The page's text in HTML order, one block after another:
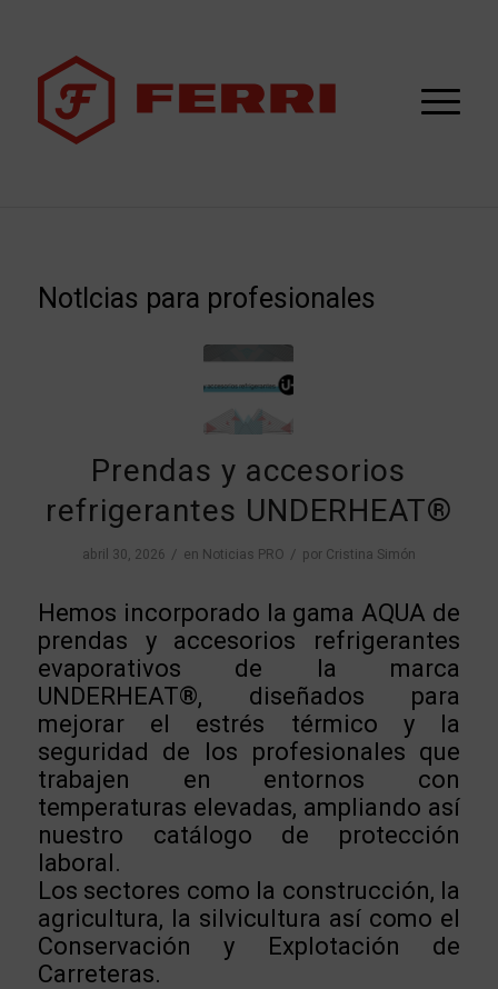
NotIcias para profesionales
Prendas y accesorios
refrigerantes UNDERHEAT®
abril 30, 2026 / en Noticias PRO / por Cristina Simón
Hemos incorporado la gama AQUA de
prendas y accesorios refrigerantes
evaporativos de la marca
UNDERHEAT®, diseñados para
mejorar el estrés térmico y la
seguridad de los profesionales que
trabajen en entornos con
temperaturas elevadas, ampliando así
nuestro catálogo de protección
laboral.
Los sectores como la construcción, la
agricultura, la silvicultura así como el
Conservación y Explotación de
Carreteras.